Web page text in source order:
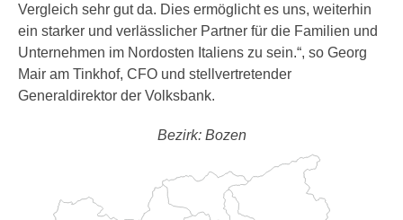
Vergleich sehr gut da. Dies ermöglicht es uns, weiterhin
ein starker und verlässlicher Partner für die Familien und
Unternehmen im Nordosten Italiens zu sein.“, so Georg
Mair am Tinkhof, CFO und stellvertretender
Generaldirektor der Volksbank.
Bezirk: Bozen